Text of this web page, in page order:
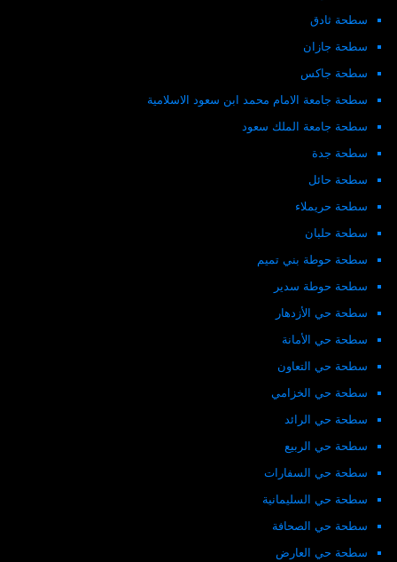
سطحة ثادق
سطحة جازان
سطحة جاكس
سطحة جامعة الامام محمد ابن سعود الاسلامية
سطحة جامعة الملك سعود
سطحة جدة
سطحة حائل
سطحة حريملاء
سطحة حلبان
سطحة حوطة بني تميم
سطحة حوطة سدير
سطحة حي الأزدهار
سطحة حي الأمانة
سطحة حي التعاون
سطحة حي الخزامي
سطحة حي الرائد
سطحة حي الربيع
سطحة حي السفارات
سطحة حي السليمانية
سطحة حي الصحافة
سطحة حي العارض